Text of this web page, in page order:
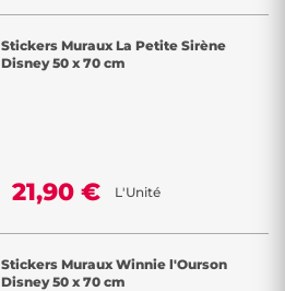
Stickers Muraux La Petite Sirène
Disney 50 x 70 cm
21,90 € L'Unité
Stickers Muraux Winnie l'Ourson
Disney 50 x 70 cm